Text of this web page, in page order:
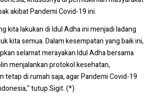
akibat Pandemi Covid-19 ini.
kita lakukan di Idul Adha ini menjadi ladang
kita semua. Dalam kesempatan yang baik ini,
selamat merayakan Idul Adha bersama
menjalankan protokol kesehatan,
tetap di rumah saja, agar Pandemi Covid-19
tutup Sigit. (*)